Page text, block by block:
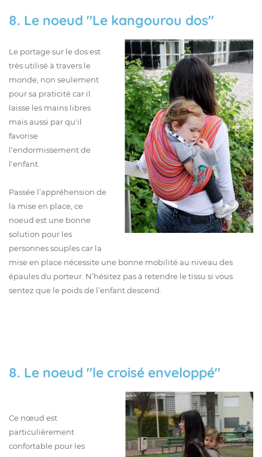
8. Le noeud "Le kangourou dos"
Le portage sur le dos est
très utilisé à travers le
monde, non seulement
pour sa praticité car il
laisse les mains libres
mais aussi par qu'il
favorise
l'endormissement de
l'enfant.
Passée l’appréhension de
la mise en place, ce
noeud est une bonne
solution pour les
personnes souples car la
mise en place nécessite une bonne mobilité au niveau des
épaules du porteur. N’hésitez pas à retendre le tissu si vous
sentez que le poids de l’enfant descend.
8. Le noeud "le croisé enveloppé"
Ce nœud est
particulièrement
confortable pour les